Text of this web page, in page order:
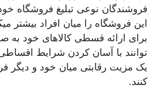
فروشندگان نوعی تبلیغ فروشگاه
این فروشگاه را میان افراد بیشتر
برای ارائه قسطی کالاهای خود
توانند با آسان کردن شرایط
یک مزیت رقابتی میان خود و دیگر
کنند.